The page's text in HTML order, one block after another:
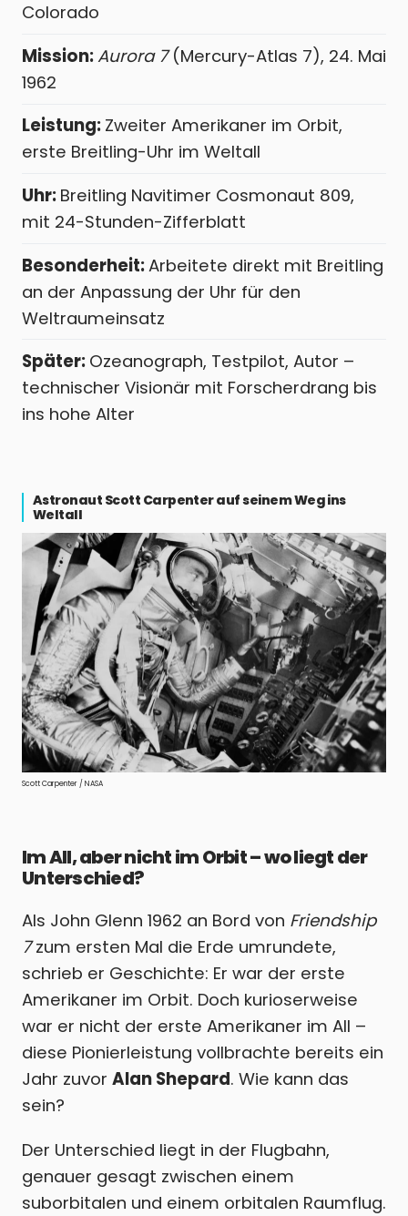
Colorado
Mission:Aurora 7(Mercury-Atlas 7), 24. Mai
1962
Leistung: Zweiter Amerikaner im Orbit,
erste Breitling-Uhr im Weltall
Uhr: Breitling Navitimer Cosmonaut 809,
mit 24-Stunden-Zifferblatt
Besonderheit:Arbeitete direkt mit Breitling
an der Anpassung der Uhr für den
Weltraumeinsatz
Später: Ozeanograph, Testpilot, Autor –
technischer Visionär mit Forscherdrang bis
ins hohe Alter
Astronaut Scott Carpenter auf seinem Weg ins
Weltall
Scott Carpenter / NASA
Im All, aber nicht im Orbit – wo liegt der
Unterschied?
Als John Glenn 1962 an Bord von Friendship
7zum ersten Mal die Erde umrundete,
schrieb er Geschichte: Er war der erste
Amerikaner im Orbit. Doch kurioserweise
war er nicht der erste Amerikaner im All –
diese Pionierleistung vollbrachte bereits ein
Jahr zuvor Alan Shepard. Wie kann das
sein?
Der Unterschied liegt in der Flugbahn,
genauer gesagt zwischen einem
suborbitalen und einem orbitalen Raumflug.